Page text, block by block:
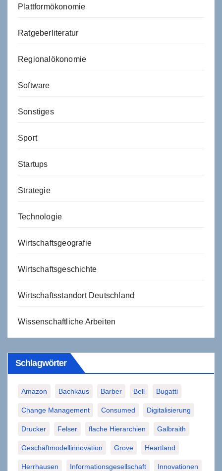
Plattformökonomie
Ratgeberliteratur
Regionalökonomie
Software
Sonstiges
Sport
Startups
Strategie
Technologie
Wirtschaftsgeografie
Wirtschaftsgeschichte
Wirtschaftsstandort Deutschland
Wissenschaftliche Arbeiten
Schlagwörter
Amazon Bachkaus Barber Bell Bugatti
Change Management Consumed Digitalisierung
Drucker Felser flache Hierarchien Galbraith
Geschäftmodellinnovation Grove Heartland
Herrhausen Informationsgesellschaft Innovationen